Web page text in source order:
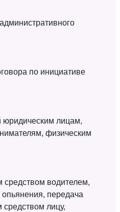
по инициативе
юридическим лицам,
физическим
средством водителем,
передача
лицу,